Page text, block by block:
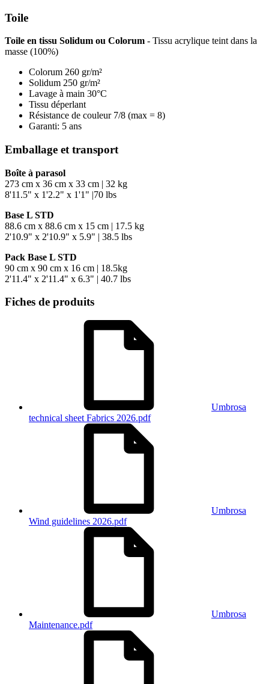
Toile
Toile en tissu Solidum ou Colorum - Tissu acrylique teint dans la
masse (100%)
Colorum 260 gr/m²
Solidum 250 gr/m²
Lavage à main 30°C
Tissu déperlant
Résistance de couleur 7/8 (max = 8)
Garanti: 5 ans
Emballage et transport
Boîte à parasol
273 cm x 36 cm x 33 cm | 32 kg
8'11.5" x 1'2.2" x 1'1" |70 lbs
Base L STD
88.6 cm x 88.6 cm x 15 cm | 17.5 kg
2'10.9" x 2'10.9" x 5.9" | 38.5 lbs
Pack Base L STD
90 cm x 90 cm x 16 cm | 18.5kg
2'11.4" x 2'11.4" x 6.3" | 40.7 lbs
Fiches de produits
Umbrosa
technical sheet Fabrics 2026.pdf
Umbrosa
Wind guidelines 2026.pdf
Umbrosa
Maintenance.pdf